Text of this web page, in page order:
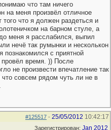
что там ничего
на меня произвёл отличное
что я должен раздеться и
на барном стуле, а
меня я расслабился, выпил
нечё так румынки и несколькон
с приятной
провёл время. )) После
не произвести впечатление так
совсем рядом чуть ли не в
#125517 - 25/05/2012 10:42:17
Зарегистрирован: Jan 2012